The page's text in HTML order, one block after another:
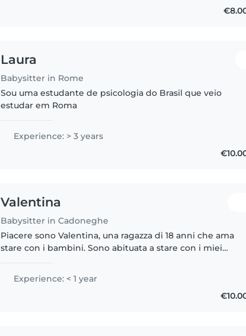
Laura
Babysitter in Rome
Sou uma estudante de psicologia do Brasil que veio
estudar em Roma
Experience: > 3 years
Valentina
Babysitter in Cadoneghe
Piacere sono Valentina, una ragazza di 18 anni che ama
stare con i bambini. Sono abituata a stare con i miei
con loro, come..
Experience: < 1 year